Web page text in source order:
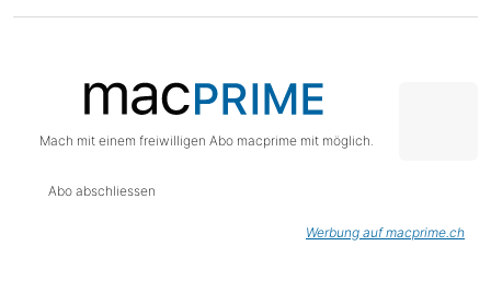
Mach mit einem freiwilligen Abo macprime mit möglich.
Abo abschliessen
Werbung auf macprime.ch